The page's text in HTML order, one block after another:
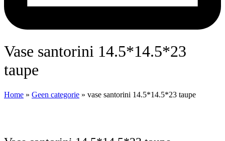
vase santorini 14.5*14.5*23
taupe
Home » Geen categorie » vase santorini 14.5*14.5*23 taupe